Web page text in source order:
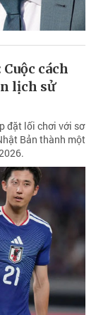
cách
lịch sử
đặt lối chơi với sơ
Bản thành một